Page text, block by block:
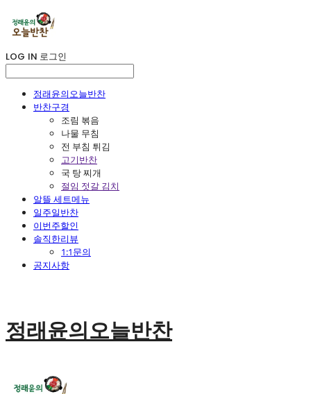
LOG IN 로그인
정래윤의오늘반찬
반찬구경
조림 볶음
나물 무침
전 부침 튀김
고기반찬
국 탕 찌개
절임 젓갈 김치
알뜰 세트메뉴
일주일반찬
이번주할인
솔직한리뷰
1:1문의
공지사항
정래윤의오늘반찬